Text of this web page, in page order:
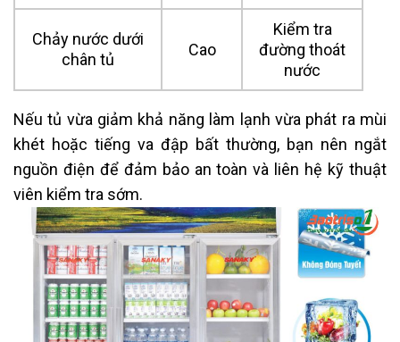
Chảy nước dưới
chân tủ
Cao
Kiểm tra
đường thoát
nước
Nếu tủ vừa giảm khả năng làm lạnh vừa phát ra mùi
khét hoặc tiếng va đập bất thường, bạn nên ngắt
nguồn điện để đảm bảo an toàn và liên hệ kỹ thuật
viên kiểm tra sớm.